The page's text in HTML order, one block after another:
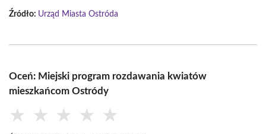
Źródło: Urząd Miasta Ostróda
Oceń: Miejski program rozdawania kwiatów
mieszkańcom Ostródy
★ ★ ★ ★ ★